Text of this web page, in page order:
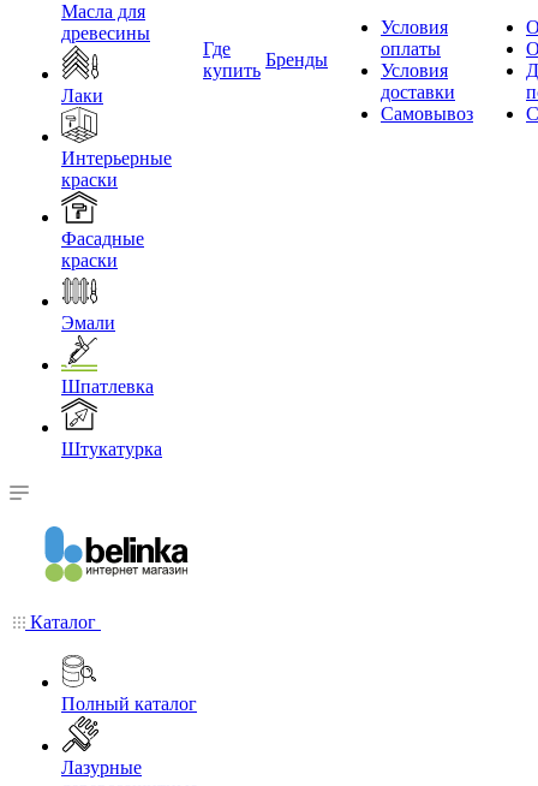
Масла для
древесины
Лаки
Интерьерные
краски
Фасадные
краски
Эмали
Шпатлевка
Штукатурка
Где
купить
Бренды
Условия
оплаты
Условия
доставки
Самовывоз
Каталог
Полный каталог
Лазурные